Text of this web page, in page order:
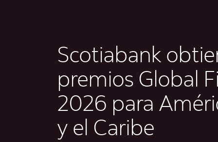
Scotiabank
premios Global
2026 para
y el Caribe